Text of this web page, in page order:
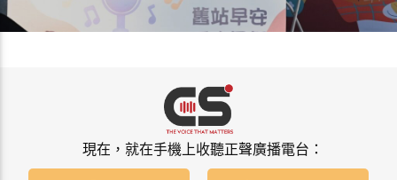
現在，就在手機上收聽正聲廣播電台：